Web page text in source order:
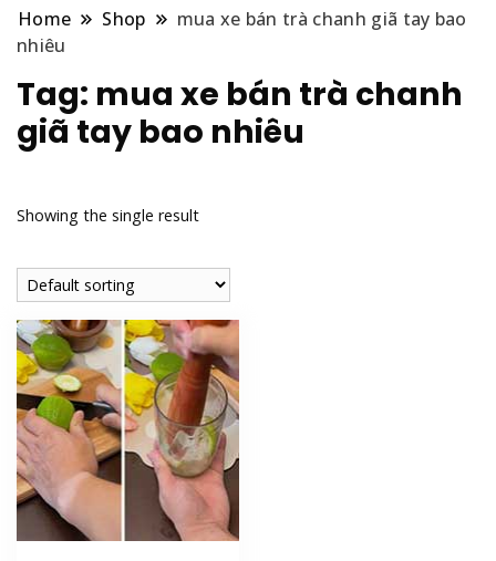
Home Shop
mua xe bán trà chanh giã tay bao
nhiêu
Tag: mua xe bán trà chanh
giã tay bao nhiêu
Showing the single result